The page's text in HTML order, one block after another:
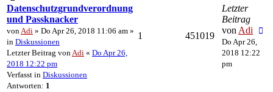
Datenschutzgrundverordnung
und Passknacker
von Adi » Do Apr 26, 2018 11:06 am »
in Diskussionen
Letzter Beitrag von Adi « Do Apr 26,
2018 12:22 pm
Verfasst in Diskussionen
Antworten: 1
1 451019
Letzter
Beitrag
von Adi
Do Apr 26,
2018 12:22
pm